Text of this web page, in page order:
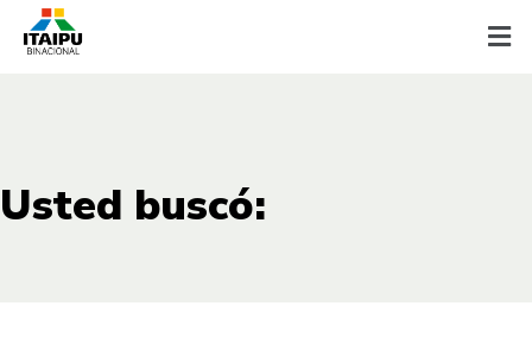
Usted buscó: